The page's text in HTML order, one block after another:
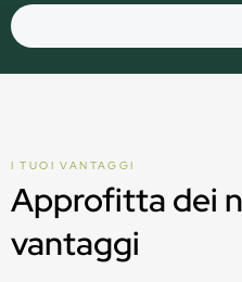
I TUOI VANTAGGI
Approfitta dei
vantaggi